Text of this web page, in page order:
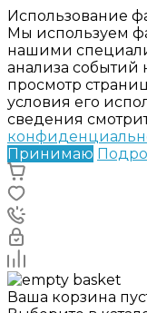
Использование
Мы используем
нашими
анализа событий
просмотр
условия его
сведения
Принимаю
Ваша корзина